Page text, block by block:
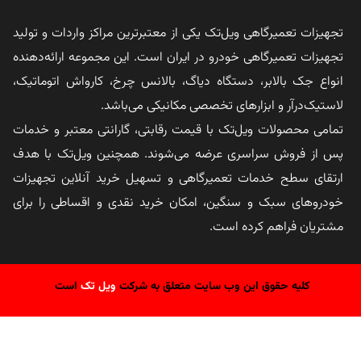
تجهیزات تعمیرگاهی ویل‌تک یکی از معتبرترین مراکز واردات و تولید
تجهیزات تعمیرگاهی خودرو در ایران است. این مجموعه ارائه‌دهنده
انواع جک بالابر، دستگاه دیاگ، بالانس چرخ، کارواش اتوماتیک،
لاستیک‌درآر و ابزارهای تخصصی مکانیکی می‌باشد.
تمامی محصولات ویل‌تک با قیمت رقابتی، گارانتی معتبر و خدمات
پس از فروش سراسری عرضه می‌شوند. همچنین ویل‌تک با هدف
ارتقای سطح خدمات تعمیرگاهی و تسهیل خرید آنلاین تجهیزات
خودروهای سبک و سنگین، امکان خرید نقدی و اقساطی را برای
مشتریان فراهم کرده است.
کلیه حقوق این وب سایت متعلق به شرکت ویل تک است